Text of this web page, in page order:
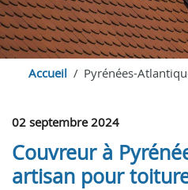
Accueil Pyrénées-
02 septembre 2024
Couvreur à
artisan pour